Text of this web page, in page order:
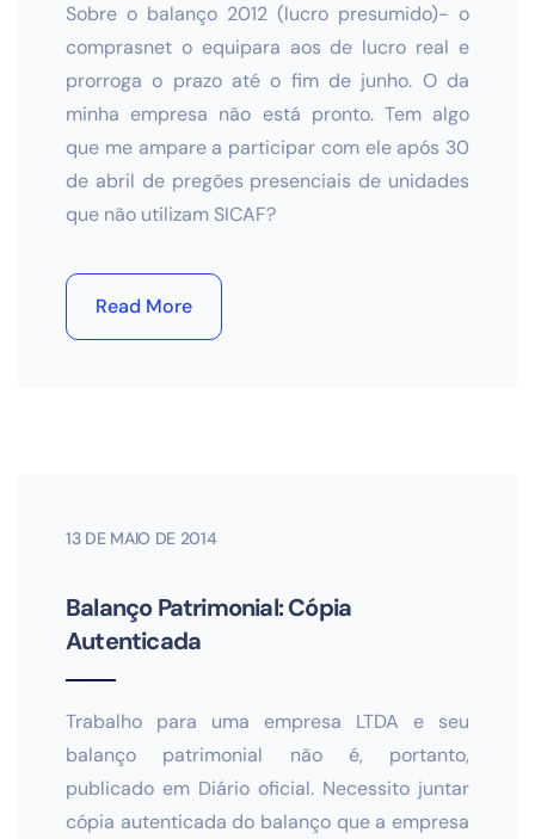
Sobre o balanço 2012 (lucro presumido)- o
comprasnet o equipara aos de lucro real e
prorroga o prazo até o fim de junho. O da
minha empresa não está pronto. Tem algo
que me ampare a participar com ele após 30
de abril de pregões presenciais de unidades
que não utilizam SICAF?
Read More
13 DE MAIO DE 2014
Balanço Patrimonial: Cópia
Autenticada
Trabalho para uma empresa LTDA e seu
balanço patrimonial não é, portanto,
publicado em Diário oficial. Necessito juntar
cópia autenticada do balanço que a empresa